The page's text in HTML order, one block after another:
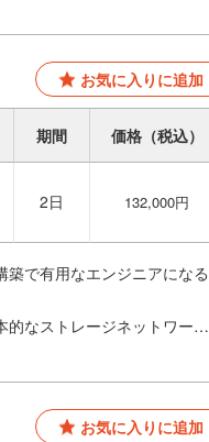
お気に入りに追加
期間 価格（税込）
2日 132,000円
で有用なエンジニアになる
的なストレージネットワーク
デメリットをわかりやすく
お気に入りに追加